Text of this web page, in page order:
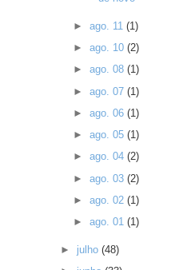
► ago. 11 (1)
► ago. 10 (2)
► ago. 08 (1)
► ago. 07 (1)
► ago. 06 (1)
► ago. 05 (1)
► ago. 04 (2)
► ago. 03 (2)
► ago. 02 (1)
► ago. 01 (1)
► julho(48)